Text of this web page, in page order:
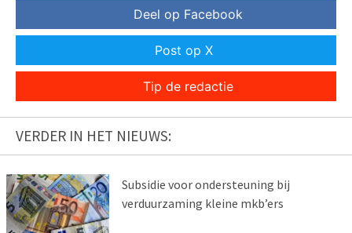
Deel op Facebook
Post op X
Tip de redactie
VERDER IN HET NIEUWS:
Subsidie voor ondersteuning bij
verduurzaming kleine mkb’ers